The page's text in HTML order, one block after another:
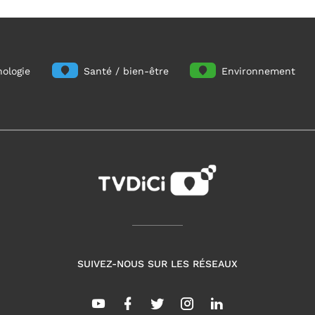
Santé / bien-être Environnement
SUIVEZ-NOUS SUR LES RÉSEAUX